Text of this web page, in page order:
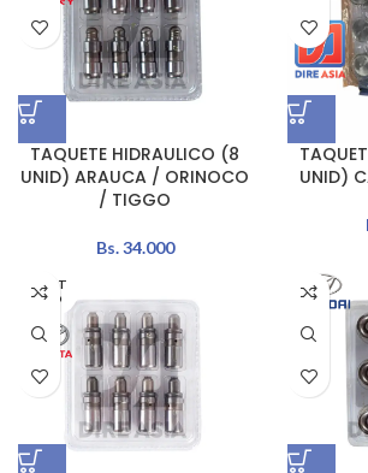
TAQUETE HIDRAULICO (8
UNID) ARAUCA / ORINOCO
/ TIGGO
Bs.34.000
UNID)
AGOT
ADO